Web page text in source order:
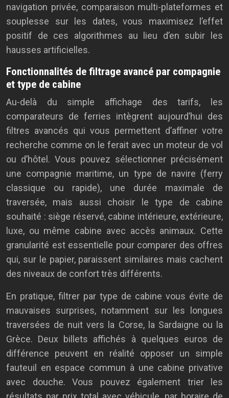
navigation privée, comparaison multi-plateformes et
souplesse sur les dates, vous maximisez l’effet
positif de ces algorithmes au lieu d’en subir les
hausses artificielles.
Fonctionnalités de filtrage avancé par compagnie
et type de cabine
Au-delà du simple affichage des tarifs, les
comparateurs de ferries intègrent aujourd’hui des
filtres avancés qui vous permettent d’affiner votre
recherche comme on le ferait avec un moteur de vol
ou d’hôtel. Vous pouvez sélectionner précisément
une compagnie maritime, un type de navire (ferry
classique ou rapide), une durée maximale de
traversée, mais aussi choisir le type de cabine
souhaité : siège réservé, cabine intérieure, extérieure,
luxe, ou même cabine avec accès animaux. Cette
granularité est essentielle pour comparer des offres
qui, sur le papier, paraissent similaires mais cachent
des niveaux de confort très différents.
En pratique, filtrer par type de cabine vous évite de
mauvaises surprises, notamment sur les longues
traversées de nuit vers la Corse, la Sardaigne ou la
Grèce. Deux billets affichés à quelques euros de
différence peuvent en réalité opposer un simple
fauteuil en espace commun à une cabine privative
avec douche. Vous pouvez également trier les